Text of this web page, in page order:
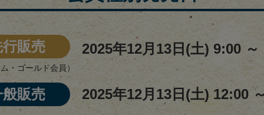
行販売
・ゴールド会員）
2025年12月13日(土) 9:00 ～
般販売 2025年12月13日(土) 12:00